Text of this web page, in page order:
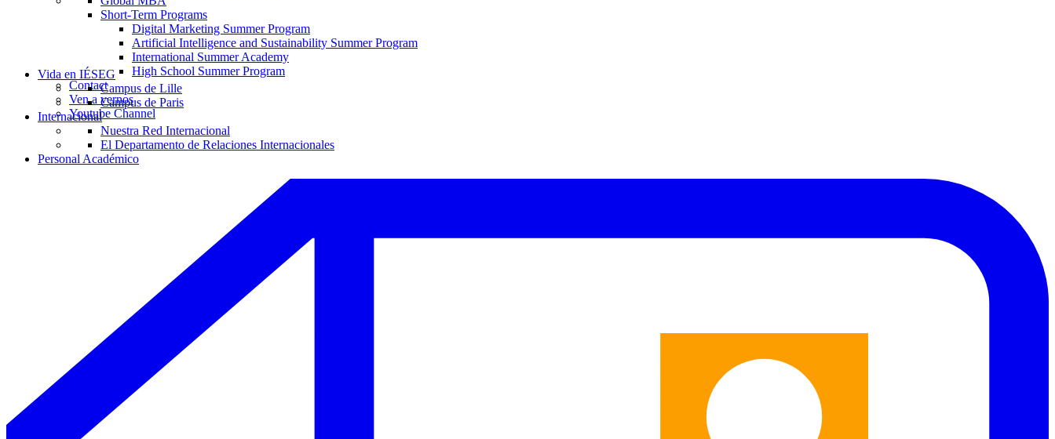
Short-Term Programs
Digital Marketing Summer Program
Artificial Intelligence and Sustainability Summer Program
International Summer Academy
High School Summer Program
Contact
Ven a vernos
Youtube Channel
Vida en IÉSEG
Campus de Lille
Campus de Paris
Internacional
Nuestra Red Internacional
El Departamento de Relaciones Internacionales
Personal Académico